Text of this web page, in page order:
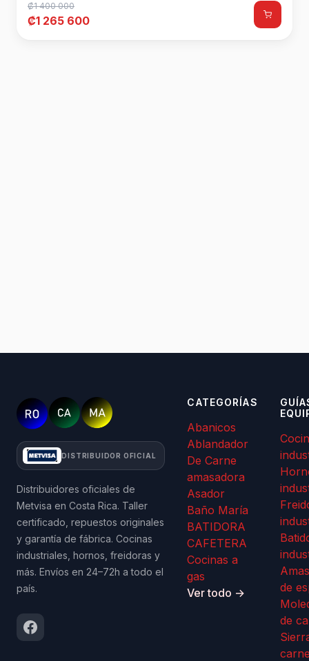
₡1 400 000
₡1 265 600
DISTRIBUIDOR OFICIAL
Distribuidores oficiales de
Metvisa en Costa Rica. Taller
certificado, repuestos originales
y garantía de fábrica. Cocinas
industriales, hornos, freidoras y
más. Envíos en 24–72h a todo el
país.
CATEGORÍAS
Abanicos
Ablandador
De Carne
amasadora
Asador
Baño María
BATIDORA
CAFETERA
Cocinas a
gas
Ver todo →
de
de